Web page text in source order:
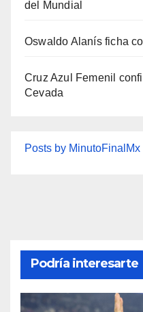
del Mundial
Oswaldo Alanís ficha
Cruz Azul Femenil
Cevada
Posts by MinutoFinalMx
Podría interesarte